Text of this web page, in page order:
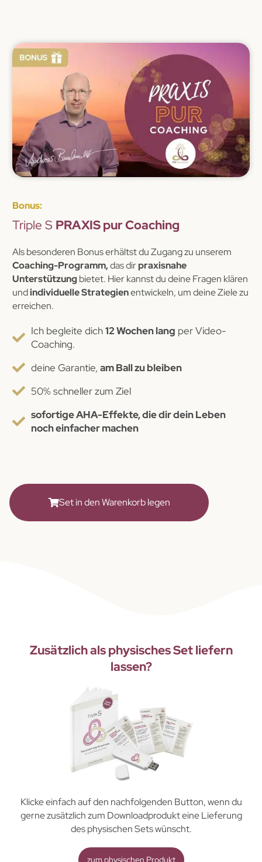
Bonus:
Triple S PRAXIS pur Coaching
Als besonderen Bonus erhältst du Zugang zu unserem
Coaching-Programm,das dirpraxisnahe
Unterstützungbietet. Hier kannst du deine Fragen klären
undindividuelle Strategienentwickeln, um deine Ziele zu
erreichen.
Ich begleite dich12 Wochen lang per Video-
Coaching.
deine Garantie,am Ball zu bleiben
50% schneller zum Ziel
sofortige AHA-Effekte, die dir dein Leben
noch einfacher machen
Set in den Warenkorb legen
Zusätzlich als physisches Set liefern
lassen?
Klicke einfach auf den nachfolgenden Button, wenn du
gerne zusätzlich zum Downloadprodukt eine Lieferung
des physischen Sets wünscht.
zum physischen Produkt